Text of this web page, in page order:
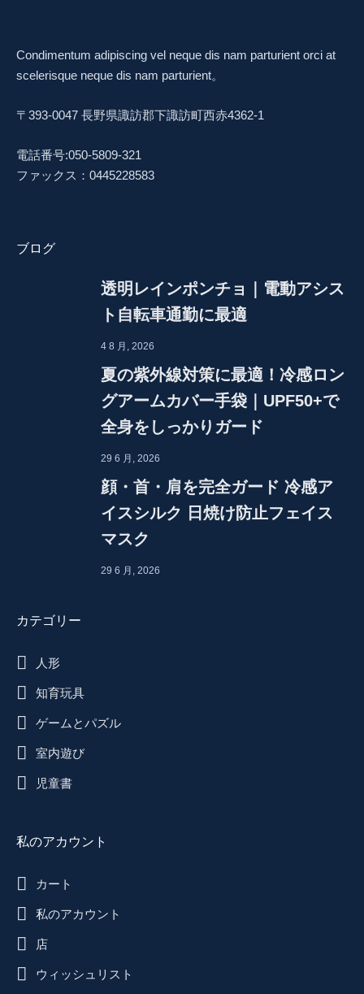
Condimentum adipiscing vel neque dis nam parturient orci at
scelerisque neque dis nam parturient。
〒393-0047 長野県諏訪郡下諏訪町西赤4362-1
電話番号:050-5809-321
ファックス：0445228583
ブログ
透明レインポンチョ｜電動アシス
ト自転車通勤に最適
4 8 月, 2026
夏の紫外線対策に最適！冷感ロン
グアームカバー手袋｜UPF50+で
全身をしっかりガード
29 6 月, 2026
顔・首・肩を完全ガード 冷感ア
イスシルク 日焼け防止フェイス
マスク
29 6 月, 2026
カテゴリー
人形
知育玩具
ゲームとパズル
室内遊び
児童書
私のアカウント
カート
私のアカウント
店
ウィッシュリスト